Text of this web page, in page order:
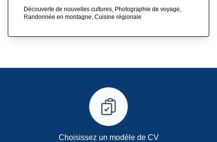
Découverte de nouvelles cultures, Photographie de voyage,
Randonnée en montagne, Cuisine régionale
Choisissez un modèle de CV